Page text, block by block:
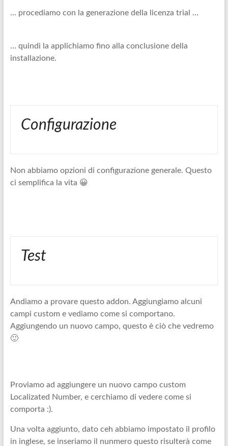
… procediamo con la generazione della licenza trial …
… quindi la applichiamo fino alla conclusione della
installazione.
Configurazione
Non abbiamo opzioni di configurazione generale. Questo
ci semplifica la vita 😀
Test
Andiamo a provare questo addon. Aggiungiamo alcuni
campi custom e vediamo come si comportano.
Aggiungendo un nuovo campo, questo è ciò che vedremo
🙂
Proviamo ad aggiungere un nuovo campo custom
Localizated Number, e cerchiamo di vedere come si
comporta :).
Una volta aggiunto, dato ceh abbiamo impostato il profilo
in inglese, se inseriamo il nunmero questo risulterà come